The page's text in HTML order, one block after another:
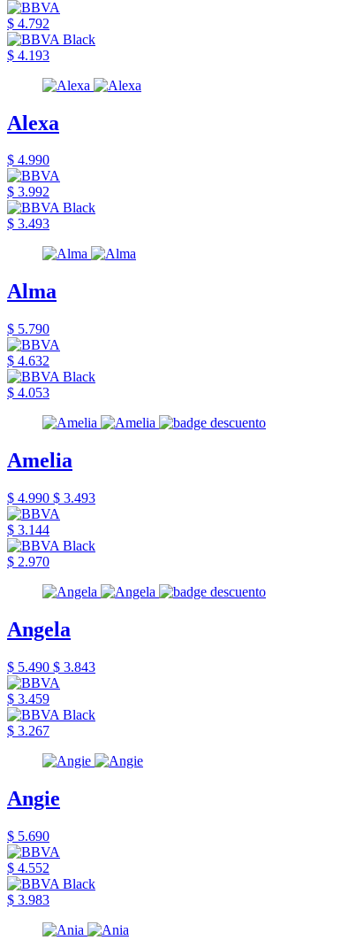
$ 4.792
$ 4.193
Alexa
$ 4.990
$ 3.992
$ 3.493
Alma
$ 5.790
$ 4.632
$ 4.053
Amelia
$ 4.990 $ 3.493
$ 3.144
$ 2.970
Angela
$ 5.490 $ 3.843
$ 3.459
$ 3.267
Angie
$ 5.690
$ 4.552
$ 3.983